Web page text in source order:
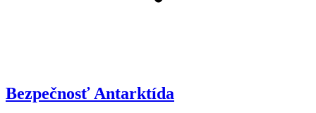
Bezpečnosť Antarktída